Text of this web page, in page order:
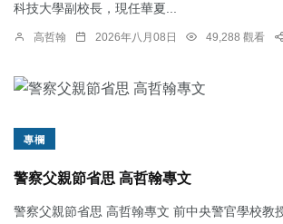
科技大學副校長，現任華夏...
高哲翰 2026年八月08日 49,288 觀看
專欄
警察父親節省思 高哲翰專文
警察父親節省思 高哲翰專文 前中央警官學校教